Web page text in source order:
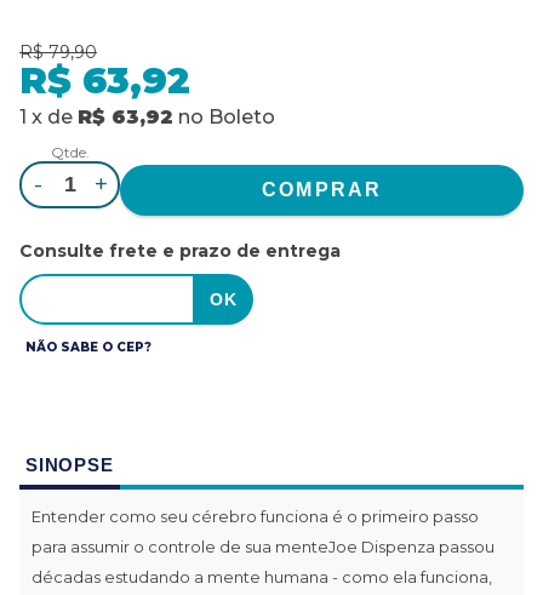
R$ 79,90
R$ 63,92
1 x de R$ 63,92 no Boleto
Qtde.
- +
Consulte frete e prazo de entrega
NÃO SABE O CEP?
SINOPSE
Entender como seu cérebro funciona é o primeiro passo
para assumir o controle de sua menteJoe Dispenza passou
décadas estudando a mente humana - como ela funciona,